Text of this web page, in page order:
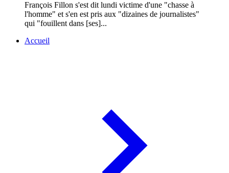
François Fillon s'est dit lundi victime d'une "chasse à
l'homme" et s'en est pris aux "dizaines de journalistes"
qui "fouillent dans [ses]...
Accueil